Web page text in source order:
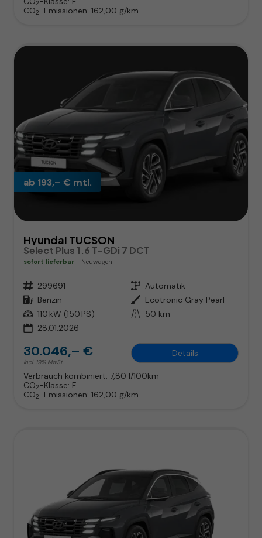
2
CO2-Emissionen: 162,00 g/km
ab 193,– € mtl.
Hyundai TUCSON
Select Plus 1.6 T-GDi 7 DCT
sofort lieferbar Neuwagen
Fahrzeugnr. 299691 Getriebe Automatik
Kraftstoff Benzin Außenfarbe Ecotronic Gray Pearl
Leistung 110 kW (150 PS) Kilometerstand 50 km
28.01.2026
30.046,– €
incl. 19% MwSt.
Details
Verbrauch kombiniert: 7,80 l/100km
CO2-Klasse: F
CO2-Emissionen: 162,00 g/km